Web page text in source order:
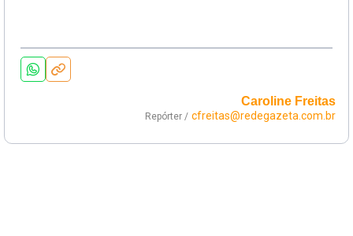
Caroline Freitas
Repórter / cfreitas@redegazeta.com.br